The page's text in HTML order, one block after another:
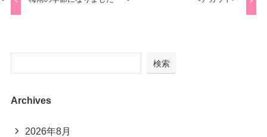
検索
Archives
2026年8月